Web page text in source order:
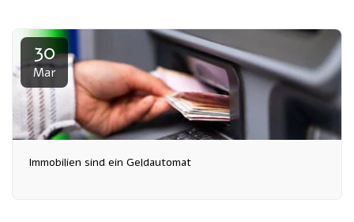
30
Mar
Immobilien sind ein Geldautomat